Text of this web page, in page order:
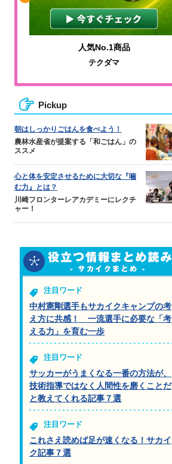
人気No.1商品
テクダマ
Pickup
朝はしっかりごはんを食べよう！
農林水産省が提案する「和ごはん」の
ススメ
心と体を安定させるために大切な『噛
む力』とは？
川崎フロンターレアカデミーにレクチ
ャー！
注目ワード
中村憲剛選手もサカイクキャンプの考
え方に共感！ 一流選手に必要な「考
える力」を育む一歩
注目ワード
サッカーがうまくなる一番の方法が、
技術指導ではなく人間性を磨くことだ
と教えてくれる記事７選
注目ワード
これさえ読めば足が速くなる！サカイ
ク記事７選